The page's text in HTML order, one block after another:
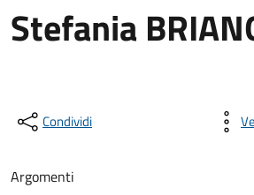
Stefania
Condividi
Argomenti